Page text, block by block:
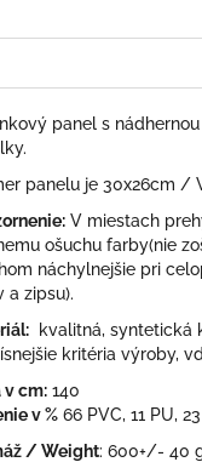
panel s
panelu je 30x26cm /
V miestach
ošuchu farby(nie
náchylnejšie pri
a zipsu).
kvalitná, syntetická
kritéria výroby,
v cm: 140
v % 66 PVC, 11 PU,
/ Weight: 600+/- 40